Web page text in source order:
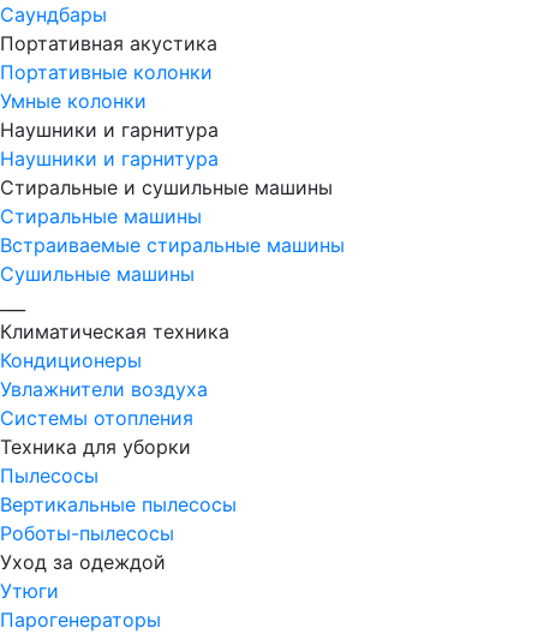
Саундбары
Портативная акустика
Портативные колонки
Умные колонки
Наушники и гарнитура
Наушники и гарнитура
Стиральные и сушильные машины
Стиральные машины
Встраиваемые стиральные машины
Сушильные машины
Климатическая техника
Кондиционеры
Увлажнители воздуха
Системы отопления
Техника для уборки
Пылесосы
Вертикальные пылесосы
Роботы-пылесосы
Уход за одеждой
Утюги
Парогенераторы